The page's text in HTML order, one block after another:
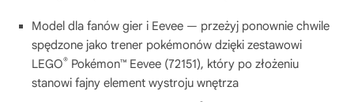
Model dla fanów gier i Eevee — przeżyj ponownie chwile
spędzone jako trener pokémonów dzięki zestawowi
LEGO® Pokémon™ Eevee (72151), który po złożeniu
stanowi fajny element wystroju wnętrza